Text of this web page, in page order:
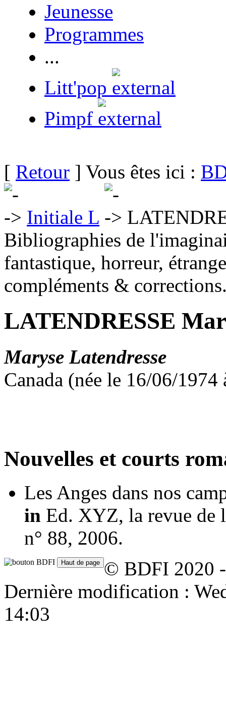
Jeunesse
Programmes
...
Litt'pop
Pimpf
[ Retour ] Vous êtes ici :
Initiale L
Bibliographies de
fantastique, horreur,
compléments &
LATENDRESSE
Maryse Latendresse
Canada (née le 16/06/1974
Nouvelles et courts
Les Anges dans nos
in Ed. XYZ, la revue de
n° 88, 2006.
© BDFI 2020
Dernière modification :
14:03